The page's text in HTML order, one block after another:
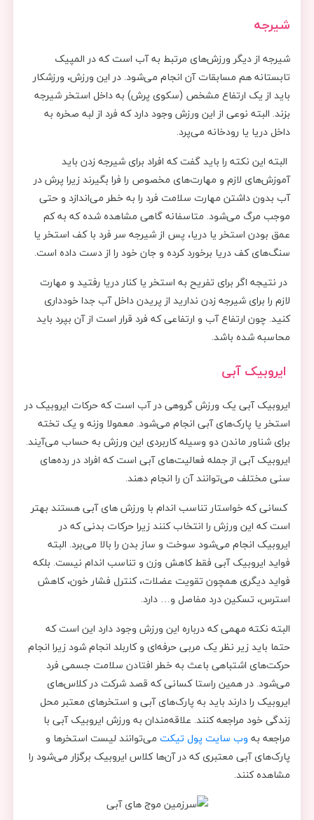
شیرجه
شیرجه از دیگر ورزش‌های مرتبط به آب است که در المپیک
تابستانه هم مسابقات آن انجام می‌شود. در این ورزش، ورزشکار
باید از یک ارتفاع مشخص (سکوی پرش) به داخل استخر شیرجه
بزند. البته نوعی از این ورزش وجود دارد که فرد از لبه صخره به
داخل دریا یا رودخانه می‌پرد.
البته این نکته را باید گفت که افراد برای شیرجه زدن باید
آموزش‌های لازم و مهارت‌های مخصوص را فرا بگیرند زیرا پرش در
آب بدون داشتن مهارت سلامت فرد را به خطر می‌اندازد و حتی
موجب مرگ می‌شود. متاسفانه گاهی مشاهده شده که به کم
عمق بودن استخر یا دریا، پس از شیرجه سر فرد با کف استخر یا
سنگ‌های کف دریا برخورد کرده و جان خود را از دست داده است‌.
در نتیجه اگر برای تفریح به استخر یا کنار دریا رفتید و مهارت
لازم را برای شیرجه زدن ندارید از پریدن داخل آب جدا خودداری
کنید. چون ارتفاع آب و ارتفاعی که فرد قرار است از آن بپرد باید
محاسبه شده باشد.
ایروبیک آبی
ایروبیک آبی یک ورزش گروهی در آب است که حرکات ایروبیک در
استخر یا پارک‌های آبی انجام می‌شود. معمولا وزنه و یک تخته
برای شناور ماندن دو وسیله کاربردی این ورزش به حساب می‌آیند.
ایروبیک آبی از جمله فعالیت‌های آبی است که افراد در رده‌های
سنی مختلف می‌توانند آن را انجام دهند.
کسانی که خواستار تناسب اندام با ورزش های آبی هستند بهتر
است که این ورزش را انتخاب کنند زیرا حرکات بدنی که در
ایروبیک انجام می‌شود سوخت و ساز بدن را بالا می‌برد. البته
فواید ایروبیک آبی فقط کاهش وزن و تناسب اندام نیست. بلکه
فواید دیگری همچون تقویت عضلات، کنترل فشار خون، کاهش
استرس، تسکین درد مفاصل و… دارد.
البته نکته مهمی که درباره این ورزش وجود دارد این است که
حتما باید زیر نظر یک مربی حرفه‌ای و کاربلد انجام شود زیرا انجام
حرکت‌های اشتباهی باعث به خطر افتادن سلامت جسمی فرد
می‌شود. در همین راستا کسانی که قصد شرکت در کلاس‌های
ایروبیک را دارند باید به پارک‌‌های آبی و استخرهای معتبر محل
زندگی خود مراجعه کنند. علاقه‌مندان به ورزش ایروبیک آبی با
مراجعه به وب سایت پول تیکت می‌توانند لیست استخرها و
پارک‌های آبی معتبری که در آن‌ها کلاس ایروبیک برگزار می‌شود را
مشاهده کنند.